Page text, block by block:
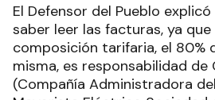
El Defensor del Pueblo
saber leer las facturas, ya
composición tarifaria, el 80%
misma, es responsabilidad de
(Compañía Administradora